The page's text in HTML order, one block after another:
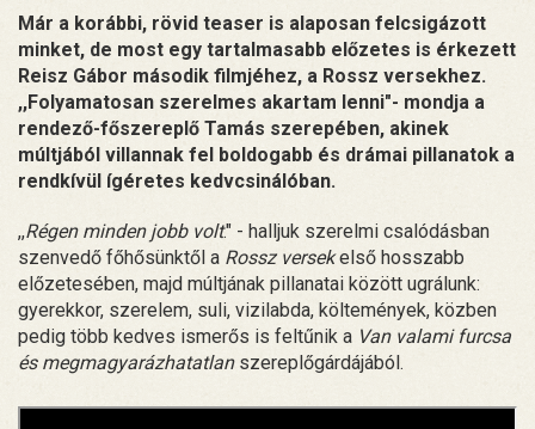
Már a korábbi, rövid teaser is alaposan felcsigázott
minket, de most egy tartalmasabb előzetes is érkezett
Reisz Gábor második filmjéhez, a Rossz versekhez.
,,Folyamatosan szerelmes akartam lenni"- mondja a
rendező-főszereplő Tamás szerepében, akinek
múltjából villannak fel boldogabb és drámai pillanatok a
rendkívül ígéretes kedvcsinálóban.
,,Régen minden jobb volt." - halljuk szerelmi csalódásban
szenvedő főhősünktől a Rossz versekelső hosszabb
előzetesében, majd múltjának pillanatai között ugrálunk:
gyerekkor, szerelem, suli, vizilabda, költemények, közben
pedig több kedves ismerős is feltűnik a Van valami furcsa
és megmagyarázhatatlanszereplőgárdájából.